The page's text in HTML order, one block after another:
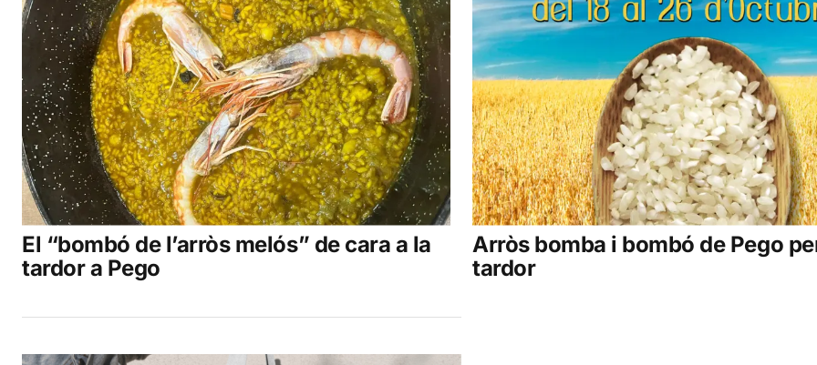
El “bombó de l’arròs melós” de cara a la
tardor a Pego
Arròs bomba i bombó de Pego
tardor